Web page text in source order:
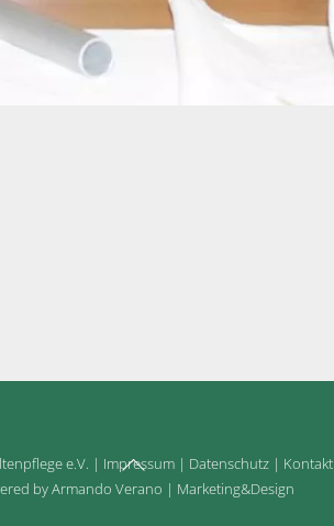
Back
To
e.V. | Impressum | Datenschutz | Kontakt
by Armando Verano | Marketing&Design